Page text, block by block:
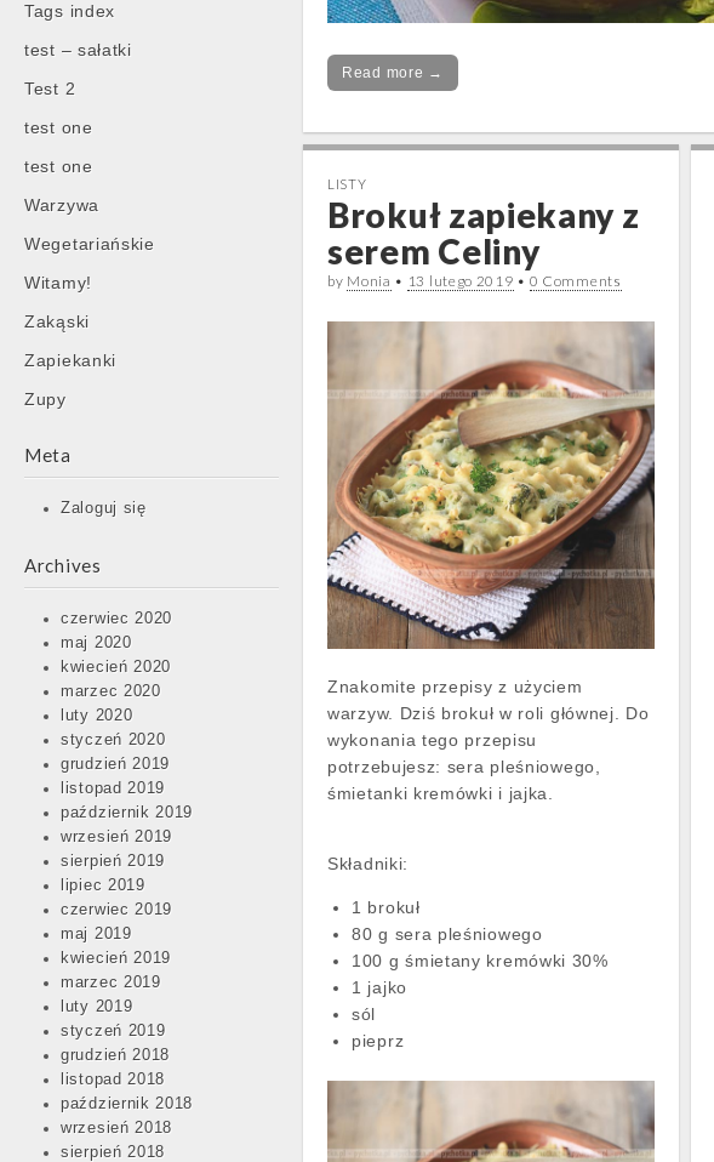
Tags index
test – sałatki
Test 2
test one
test one
Warzywa
Wegetariańskie
Witamy!
Zakąski
Zapiekanki
Zupy
Meta
Zaloguj się
Archives
czerwiec 2020
maj 2020
kwiecień 2020
marzec 2020
luty 2020
styczeń 2020
grudzień 2019
listopad 2019
październik 2019
wrzesień 2019
sierpień 2019
lipiec 2019
czerwiec 2019
maj 2019
kwiecień 2019
marzec 2019
luty 2019
styczeń 2019
grudzień 2018
listopad 2018
październik 2018
wrzesień 2018
sierpień 2018
Read more →
LISTY
Brokuł zapiekany z
serem Celiny
by Monia • 13 lutego 2019 • 0 Comments
Znakomite przepisy z użyciem
warzyw. Dziś brokuł w roli głównej. Do
wykonania tego przepisu
potrzebujesz: sera pleśniowego,
śmietanki kremówki i jajka.
Składniki:
1 brokuł
80 g sera pleśniowego
100 g śmietany kremówki 30%
1 jajko
sól
pieprz